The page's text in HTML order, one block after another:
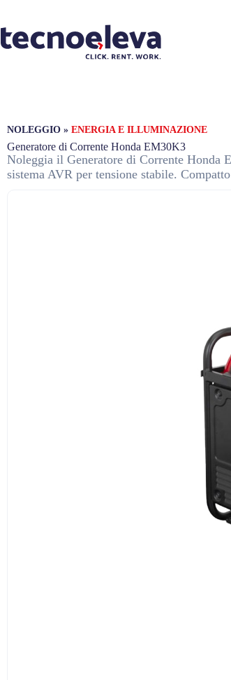
NOLEGGIO » ENERGIA E ILLUMINAZIONE
Generatore di Corrente Honda EM30K3
Noleggia il Generatore di Corrente Honda
sistema AVR per tensione stabile.